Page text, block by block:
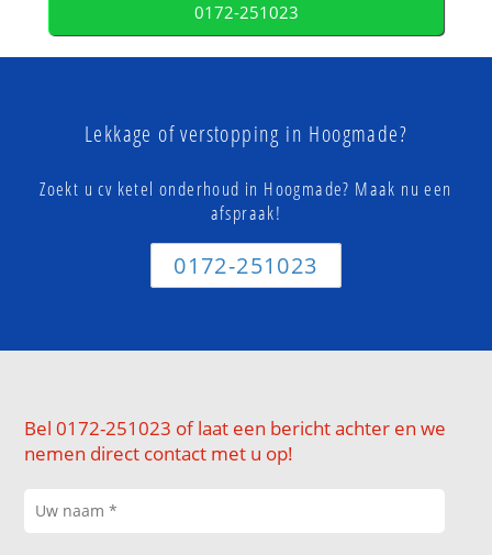
0172-251023
Lekkage of verstopping in Hoogmade?
Zoekt u cv ketel onderhoud in Hoogmade? Maak nu een
afspraak!
0172-251023
Bel 0172-251023 of laat een bericht achter en we
nemen direct contact met u op!